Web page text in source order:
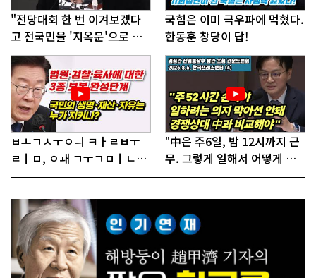
"전당대회 한 번 이겨보겠다
고 전국민을 '지옥문'으로 밀
어!"
국힘은 이미 극우파에 먹혔다.
한동훈 창당이 답!
ㅂㅗㄱㅅㅜㅇㅢ ㅋㅏㄹㅂㅜ
ㄹㅣㅁ, ㅇㅙ ㄱㅜㄱㅁㅣㄴㄷ
ㅡㄹㅇㅣ ㄷㅏㅇㅎㅐㅇㅑ ㅎ
"中은 주6일, 밤 12시까지 근
무. 그렇게 일해서 어떻게 경
쟁하냐 반문하더라"